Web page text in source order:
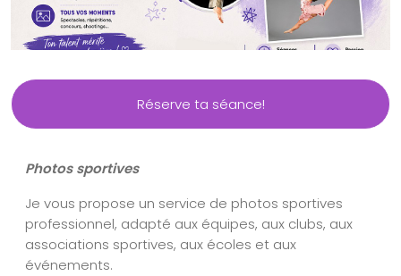
Réserve ta séance!
Photos sportives
Je vous propose un service de photos sportives
professionnel, adapté aux équipes, aux clubs, aux
associations sportives, aux écoles et aux
événements.